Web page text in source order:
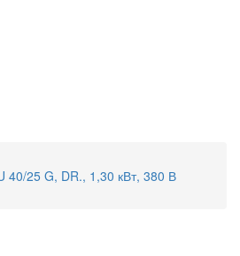
40/25 G, DR., 1,30 кВт, 380 В